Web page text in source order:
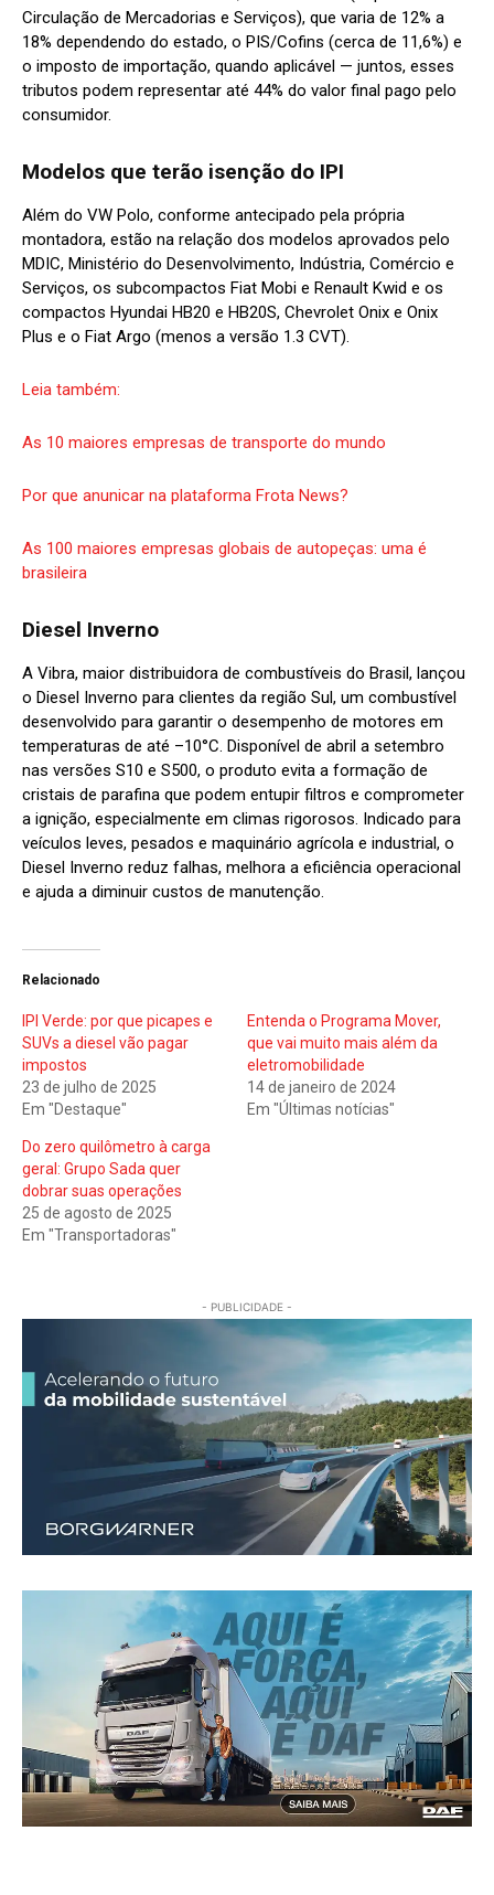
Circulação de Mercadorias e Serviços), que varia de 12% a
18% dependendo do estado, o PIS/Cofins (cerca de 11,6%) e
o imposto de importação, quando aplicável — juntos, esses
tributos podem representar até 44% do valor final pago pelo
consumidor.
Modelos que terão isenção do IPI
Além do VW Polo, conforme antecipado pela própria
montadora, estão na relação dos modelos aprovados pelo
MDIC, Ministério do Desenvolvimento, Indústria, Comércio e
Serviços, os subcompactos Fiat Mobi e Renault Kwid e os
compactos Hyundai HB20 e HB20S, Chevrolet Onix e Onix
Plus e o Fiat Argo (menos a versão 1.3 CVT).
Leia também:
As 10 maiores empresas de transporte do mundo
Por que anunicar na plataforma Frota News?
As 100 maiores empresas globais de autopeças: uma é
brasileira
Diesel Inverno
A Vibra, maior distribuidora de combustíveis do Brasil, lançou
o Diesel Inverno para clientes da região Sul, um combustível
desenvolvido para garantir o desempenho de motores em
temperaturas de até –10°C. Disponível de abril a setembro
nas versões S10 e S500, o produto evita a formação de
cristais de parafina que podem entupir filtros e comprometer
a ignição, especialmente em climas rigorosos. Indicado para
veículos leves, pesados e maquinário agrícola e industrial, o
Diesel Inverno reduz falhas, melhora a eficiência operacional
e ajuda a diminuir custos de manutenção.
Relacionado
IPI Verde: por que picapes e
SUVs a diesel vão pagar
impostos
23 de julho de 2025
Em "Destaque"
Entenda o Programa Mover,
que vai muito mais além da
eletromobilidade
14 de janeiro de 2024
Em "Últimas notícias"
Do zero quilômetro à carga
geral: Grupo Sada quer
dobrar suas operações
25 de agosto de 2025
Em "Transportadoras"
- PUBLICIDADE -